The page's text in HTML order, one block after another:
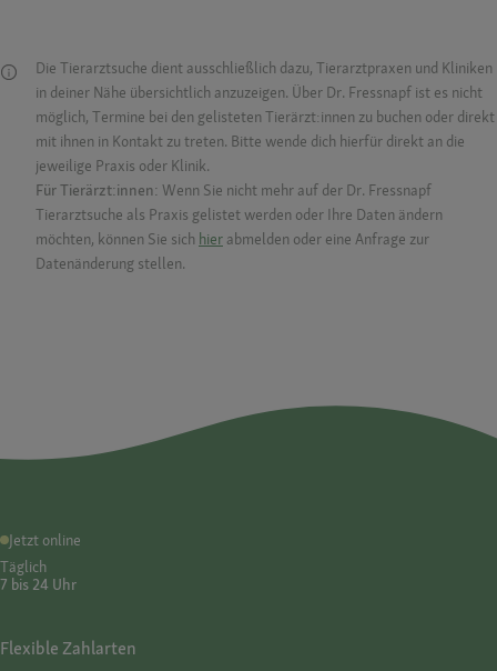
Die Tierarztsuche dient ausschließlich dazu, Tierarztpraxen und Kliniken
in deiner Nähe übersichtlich anzuzeigen. Über Dr. Fressnapf ist es nicht
möglich, Termine bei den gelisteten Tierärzt:innen zu buchen oder direkt
mit ihnen in Kontakt zu treten. Bitte wende dich hierfür direkt an die
jeweilige Praxis oder Klinik.
Für Tierärzt:innen: Wenn Sie nicht mehr auf der Dr. Fressnapf
Tierarztsuche als Praxis gelistet werden oder Ihre Daten ändern
möchten, können Sie sich hier abmelden oder eine Anfrage zur
Datenänderung stellen.
Jetzt online
Täglich
7 bis 24 Uhr
Flexible Zahlarten